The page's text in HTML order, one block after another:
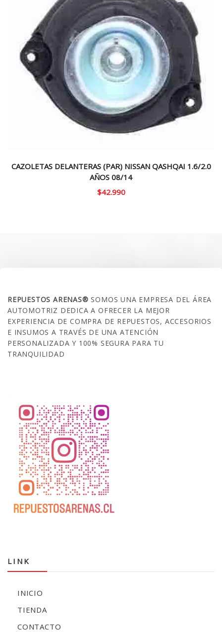
CAZOLETAS DELANTERAS (PAR) NISSAN QASHQAI 1.6/2.0
AÑOS 08/14
$42.990
REPUESTOS ARENAS®SOMOS UNA EMPRESA DEL ÁREA
AUTOMOTRIZ DEDICA A OFRECER LA MEJOR
EXPERIENCIA DE COMPRA DE REPUESTOS, ACCESORIOS
E INSUMOS A TRAVÉS DE UNA ATENCIÓN
PERSONALIZADA Y 100% SEGURA PARA TU
TRANQUILIDAD
LINK
INICIO
TIENDA
CONTACTO